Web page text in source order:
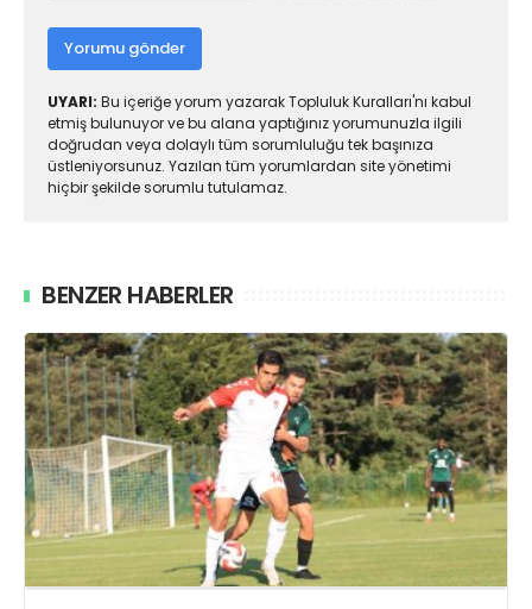
Yorumu gönder
UYARI: Bu içeriğe yorum yazarak Topluluk Kuralları'nı kabul
etmiş bulunuyor ve bu alana yaptığınız yorumunuzla ilgili
doğrudan veya dolaylı tüm sorumluluğu tek başınıza
üstleniyorsunuz. Yazılan tüm yorumlardan site yönetimi
hiçbir şekilde sorumlu tutulamaz.
BENZER HABERLER